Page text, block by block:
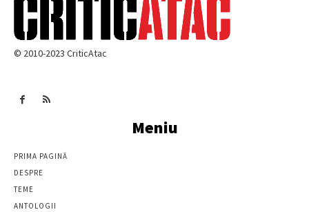
© 2010-2023 CriticAtac
Meniu
PRIMA PAGINĂ
DESPRE
TEME
ANTOLOGII